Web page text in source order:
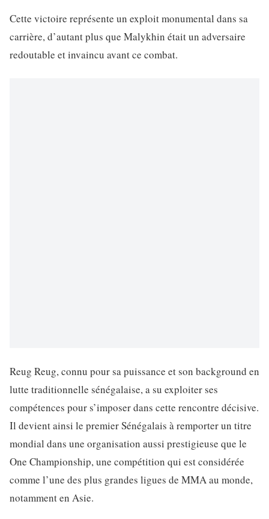
Cette victoire représente un exploit monumental dans sa
carrière, d’autant plus que Malykhin était un adversaire
redoutable et invaincu avant ce combat.
Reug Reug, connu pour sa puissance et son background en
lutte traditionnelle sénégalaise, a su exploiter ses
compétences pour s’imposer dans cette rencontre décisive.
Il devient ainsi le premier Sénégalais à remporter un titre
mondial dans une organisation aussi prestigieuse que le
One Championship, une compétition qui est considérée
comme l’une des plus grandes ligues de MMA au monde,
notamment en Asie.